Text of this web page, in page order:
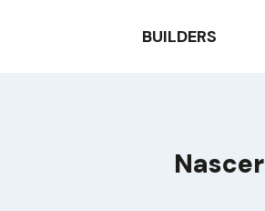
BUILDERS
Nascer